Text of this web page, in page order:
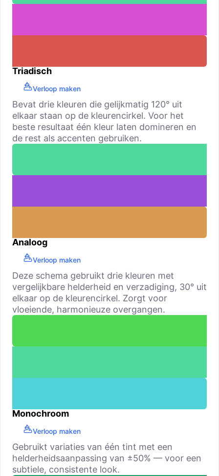
Triadisch
Verloop maken
Bevat drie kleuren die gelijkmatig 120° uit
elkaar staan op de kleurencirkel. Voor het
beste resultaat één kleur laten domineren en
de rest als accenten gebruiken.
Analoog
Verloop maken
Deze schema gebruikt drie kleuren met
vergelijkbare helderheid en verzadiging, 30° uit
elkaar op de kleurencirkel. Zorgt voor
vloeiende, harmonieuze overgangen.
Monochroom
Verloop maken
Gebruikt variaties van één tint met een
helderheidsaanpassing van ±50% — voor een
subtiele, consistente look.